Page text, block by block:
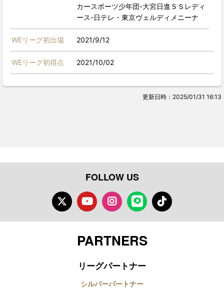
カースポーツ少年団-大宮日進ＳＳレディ
ース-日テレ・東京ヴェルディメニーナ
WEリーグ初出場 2021/9/12
WEリーグ初得点 2021/10/02
更新日時：2025/01/31 16:13
FOLLOW US
TwitterYoutubeInstagram
LINE TikTok
PARTNERS
リーグパートナー
シルバーパートナー